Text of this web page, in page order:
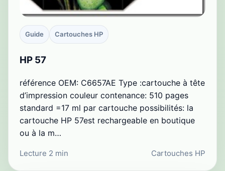
Guide Cartouches HP
HP 57
référence OEM: C6657AE Type :cartouche à tête
d’impression couleur contenance: 510 pages
standard =17 ml par cartouche possibilités: la
cartouche HP 57est rechargeable en boutique
ou à la m…
Lecture 2 min Cartouches HP